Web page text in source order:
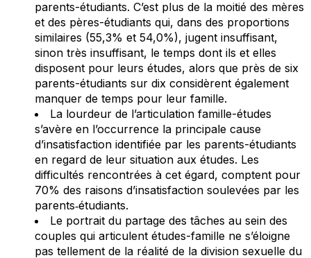
parents-étudiants. C’est plus de la moitié des mères
et des pères-étudiants qui, dans des proportions
similaires (55,3% et 54,0%), jugent insuffisant,
sinon très insuffisant, le temps dont ils et elles
disposent pour leurs études, alors que près de six
parents-étudiants sur dix considèrent également
manquer de temps pour leur famille.
La lourdeur de l’articulation famille-études
s’avère en l’occurrence la principale cause
d’insatisfaction identifiée par les parents-étudiants
en regard de leur situation aux études. Les
difficultés rencontrées à cet égard, comptent pour
70% des raisons d’insatisfaction soulevées par les
parents‐étudiants.
Le portrait du partage des tâches au sein des
couples qui articulent études-famille ne s’éloigne
pas tellement de la réalité de la division sexuelle du